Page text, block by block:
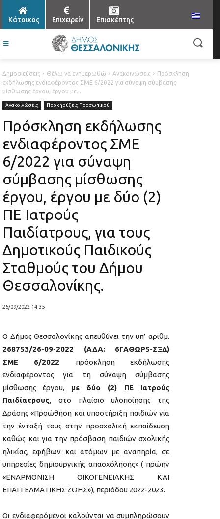
Κάτοικος Επιχειρείν Επισκέπτης
Δημοσιεύσεις Θέλω να ενημερωθώ Ανακοινώσεις
Πρόσκληση
εκδήλωσης ενδιαφέροντος ΣΜΕ 6/2022 για σύναψη σύμβασης
μίσθωσης έργου, έργου με...
Ανακοινώσεις Προκηρύξεις Προσωπικού
Πρόσκληση εκδήλωσης
ενδιαφέροντος ΣΜΕ
6/2022 για σύναψη
σύμβασης μίσθωσης
έργου, έργου με δύο (2)
ΠΕ Ιατρούς
Παιδίατρους, για τους
Δημοτικούς Παιδικούς
Σταθμούς του Δήμου
Θεσσαλονίκης.
26/09/2022 14:35
Ο Δήμος Θεσσαλονίκης απευθύνει την υπ’ αριθμ.
268753/26-09-2022 (ΑΔΑ: 6ΓΑΘΩΡ5-ΣΞΔ)
ΣΜΕ 6/2022 πρόσκληση εκδήλωσης
ενδιαφέροντος για τη σύναψη σύμβασης
μίσθωσης έργου, με δύο (2) ΠΕ Ιατρούς
Παιδίατρους,στο πλαίσιο υλοποίησης της
Δράσης «Προώθηση και υποστήριξη παιδιών για
την ένταξή τους στην προσχολική εκπαίδευση
καθώς και για την πρόσβαση παιδιών σχολικής
ηλικίας, εφήβων και ατόμων με αναπηρία, σε
υπηρεσίες δημιουργικής απασχόλησης» ( πρώην
«ΕΝΑΡΜΟΝΙΣΗ ΟΙΚΟΓΕΝΕΙΑΚΗΣ ΚΑΙ
ΕΠΑΓΓΕΛΜΑΤΙΚΗΣ ΖΩΗΣ»), περιόδου 2022-2023.
Οι ενδιαφερόμενοι καλούνται να συμπληρώσουν